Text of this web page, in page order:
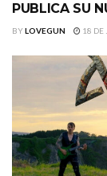
PUBLICA SU
BYLOVEGUN 18 DE